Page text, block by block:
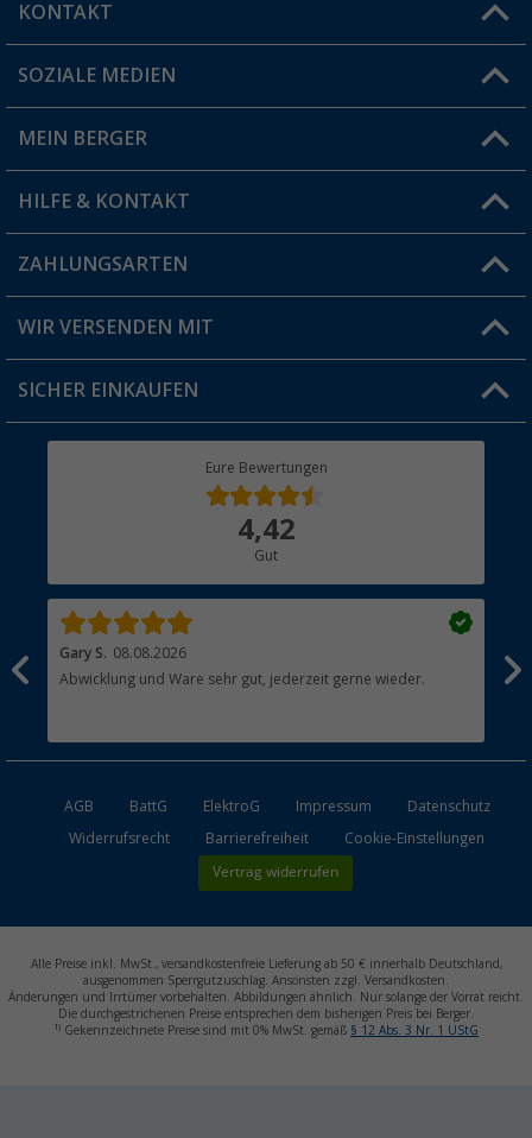
KONTAKT
Du hast eine Frage?
Filiale finden
SOZIALE MEDIEN
MEIN BERGER
Vorteilskarte
Blog
Jobs & Karriere
HILFE & KONTAKT
FAQ & Kontakt
Versandinformationen
Rücksendung
ZAHLUNGSARTEN
WIR VERSENDEN MIT
SICHER EINKAUFEN
Eure Bewertungen
4,42
Gut
Gary S. 08.08.2026
Abwicklung und Ware sehr gut, jederzeit gerne wieder.
AGB BattG ElektroG Impressum
Datenschutz
Widerrufsrecht
Barrierefreiheit Cookie-Einstellungen
Vertrag widerrufen
Alle Preise inkl. MwSt., versandkostenfreie Lieferung ab 50 € innerhalb Deutschland,
ausgenommen Sperrgutzuschlag. Ansonsten zzgl. Versandkosten.
Änderungen und Irrtümer vorbehalten. Abbildungen ähnlich. Nur solange der Vorrat reicht.
Die durchgestrichenen Preise entsprechen dem bisherigen Preis bei Berger.
1) Gekennzeichnete Preise sind mit 0% MwSt. gemäß § 12 Abs. 3 Nr. 1 UStG